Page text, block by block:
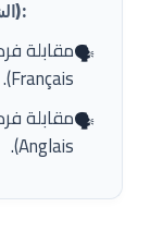
Épreuves Orales (الشفهية للناجحين في الكتابي):
🗣️
Français).
🗣️
Anglais).